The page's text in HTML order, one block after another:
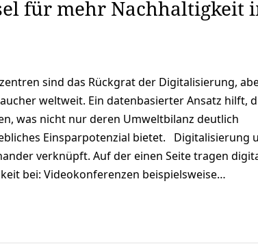
für mehr Nachhaltigkeit
sind das Rückgrat der Digitalisierung,
weltweit. Ein datenbasierter Ansatz hilft,
was nicht nur deren Umweltbilanz deutlich
Einsparpotenzial bietet. Digitalisierung
verknüpft. Auf der einen Seite tragen
bei: Videokonferenzen beispielsweise…